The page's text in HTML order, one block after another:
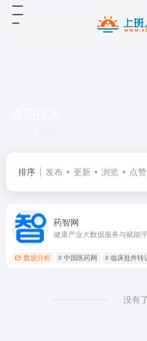
排序 发布 更新 浏览 点赞
药智网
健康产业大数据服务与赋能
数据分析 # 中国医药网 # 临床批件转
没有了